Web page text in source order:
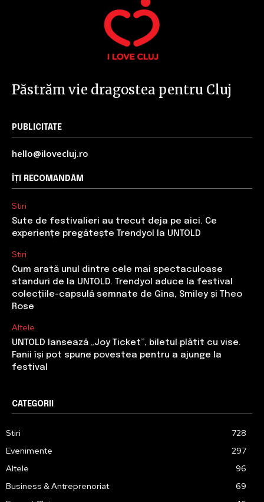
Păstrăm vie dragostea pentru Cluj
PUBLICITATE
hello@ilovecluj.ro
ÎȚI RECOMANDĂM
Stiri
Sute de festivalieri au trecut deja pe aici. Ce
experiențe pregătește Trendyol la UNTOLD
Stiri
Cum arată unul dintre cele mai spectaculoase
standuri de la UNTOLD. Trendyol aduce la festival
colecțiile-capsulă semnate de Gina, Smiley și Theo
Rose
Altele
UNTOLD lansează „Joy Ticket”, biletul plătit cu vise.
Fanii își pot spune povestea pentru a ajunge la
festival
CATEGORII
Stiri
728
Evenimente
297
Altele
96
Business & Antreprenoriat
69